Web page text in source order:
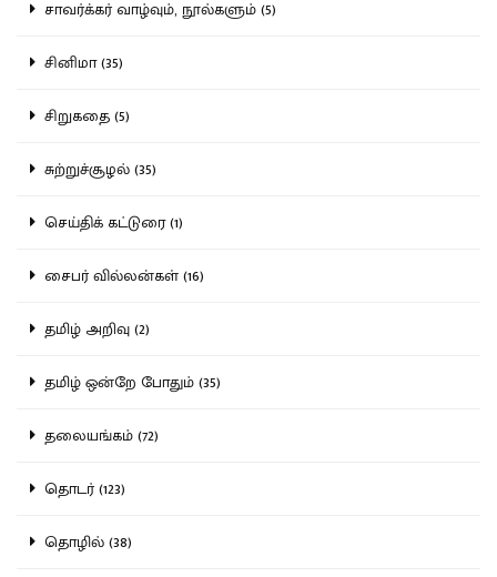
சாவர்க்கர் வாழ்வும், நூல்களும் (5)
சினிமா (35)
சிறுகதை (5)
சுற்றுச்சூழல் (35)
செய்திக் கட்டுரை (1)
சைபர் வில்லன்கள் (16)
தமிழ் அறிவு (2)
தமிழ் ஒன்றே போதும் (35)
தலையங்கம் (72)
தொடர் (123)
தொழில் (38)